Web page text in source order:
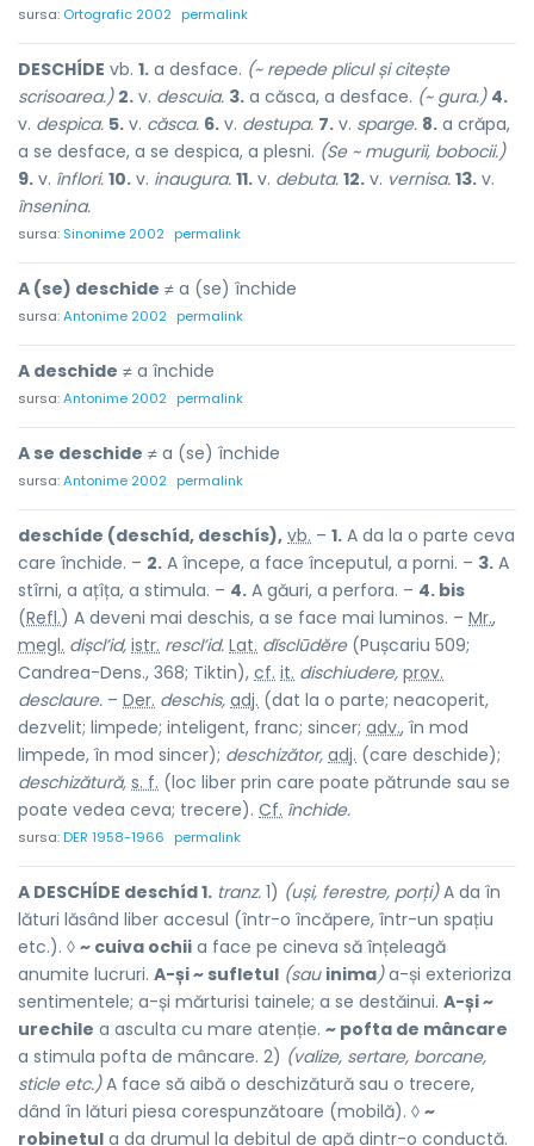
sursa: Ortografic 2002 permalink
DESCHÍDE vb. 1. a desface. (~ repede plicul și citește
scrisoarea.) 2. v. descuia. 3. a căsca, a desface. (~ gura.) 4.
v. despica. 5. v. căsca. 6. v. destupa. 7. v. sparge. 8. a crăpa,
a se desface, a se despica, a plesni. (Se ~ mugurii, bobocii.)
9. v. înflori. 10. v. inaugura. 11. v. debuta. 12. v. vernisa. 13. v.
însenina.
sursa: Sinonime 2002 permalink
A (se) deschide ≠ a (se) închide
sursa:Antonime 2002 permalink
A deschide ≠ a închide
sursa:Antonime 2002 permalink
A se deschide ≠ a (se) închide
sursa:Antonime 2002 permalink
deschíde (deschíd, deschís), vb. – 1. A da la o parte ceva
care închide. – 2. A începe, a face începutul, a porni. – 3. A
stîrni, a ațîța, a stimula. – 4. A găuri, a perfora. – 4. bis
(Refl.) A deveni mai deschis, a se face mai luminos. – Mr.,
megl. dișcl’id, istr. rescl’id. Lat. dĭsclūdĕre(Pușcariu 509;
Candrea-Dens., 368; Tiktin), cf. it. dischiudere, prov.
desclaure. – Der. deschis, adj. (dat la o parte; neacoperit,
dezvelit; limpede; inteligent, franc; sincer; adv., în mod
limpede, în mod sincer); deschizător, adj. (care deschide);
deschizătură, s. f. (loc liber prin care poate pătrunde sau se
poate vedea ceva; trecere). Cf. închide.
sursa:DER 1958-1966 permalink
A DESCHÍDE deschíd 1. tranz. 1) (uși, ferestre, porți)A da în
lături lăsând liber accesul (într-o încăpere, într-un spațiu
etc.). ◊ ~ cuiva ochii a face pe cineva să înțeleagă
anumite lucruri. A-și ~ sufletul (sau inima)a-și exterioriza
sentimentele; a-și mărturisi tainele; a se destăinui. A-și ~
urechile a asculta cu mare atenție. ~ pofta de mâncare
a stimula pofta de mâncare. 2) (valize, sertare, borcane,
sticle etc.)A face să aibă o deschizătură sau o trecere,
dând în lături piesa corespunzătoare (mobilă). ◊ ~
robinetul a da drumul la debitul de apă dintr-o conductă.